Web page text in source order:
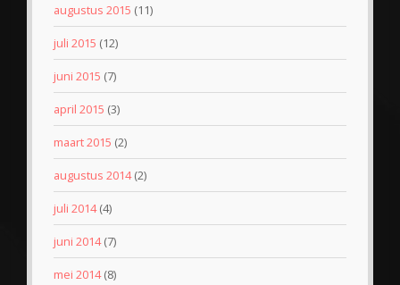
augustus 2015 (11)
juli 2015 (12)
juni 2015 (7)
april 2015 (3)
maart 2015 (2)
augustus 2014(2)
juli 2014(4)
juni 2014(7)
mei 2014(8)